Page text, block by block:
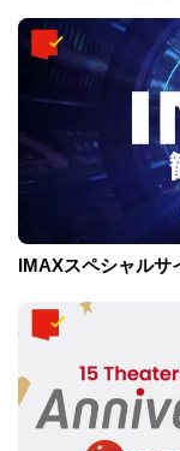
IMAXスペシャルサ